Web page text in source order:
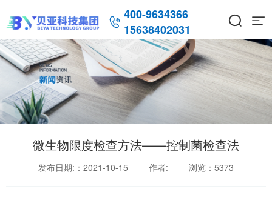
 400-9634366
15638402031
 
微生物限度检查方法——控制菌检查法
发布日期:：2021-10-15 作者: 浏览： 5373